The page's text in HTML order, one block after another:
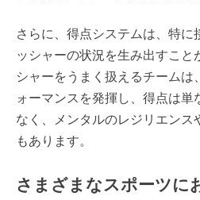
さらに、得点システムは、特に
ッシャーの状況を生み出すこと
シャーをうまく扱えるチームは
ォーマンスを発揮し、得点は単
なく、メンタルのレジリエンス
もあります。
さまざまなスポーツに